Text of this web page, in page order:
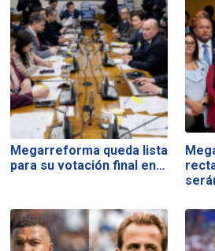
Megarreforma queda lista
para su votación final en…